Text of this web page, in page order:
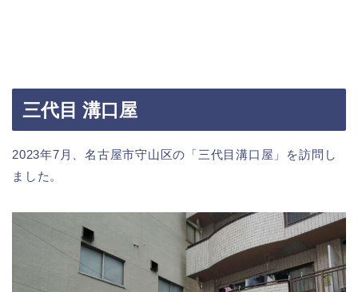
三代目 溝口屋
2023年7月、名古屋市守山区の「三代目溝口屋」を訪問し
ました。